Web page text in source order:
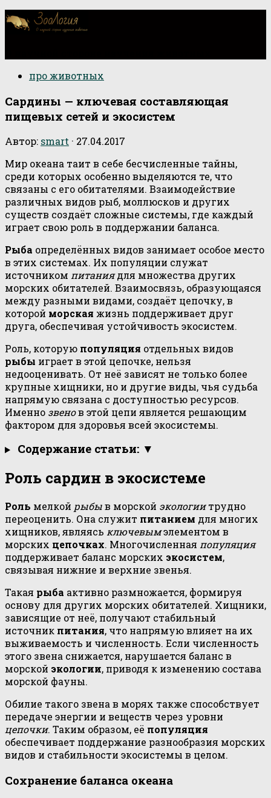
про животных
Сардины — ключевая составляющая
пищевых сетей и экосистем
Автор: smart · 27.04.2017
Мир океана таит в себе бесчисленные тайны,
среди которых особенно выделяются те, что
связаны с его обитателями. Взаимодействие
различных видов рыб, моллюсков и других
существ создаёт сложные системы, где каждый
играет свою роль в поддержании баланса.
Рыба определённых видов занимает особое место
в этих системах. Их популяции служат
источником питаниядля множества других
морских обитателей. Взаимосвязь, образующаяся
между разными видами, создаёт цепочку, в
которой морская жизнь поддерживает друг
друга, обеспечивая устойчивость экосистем.
Роль, которую популяция отдельных видов
рыбы играет в этой цепочке, нельзя
недооценивать. От неё зависят не только более
крупные хищники, но и другие виды, чья судьба
напрямую связана с доступностью ресурсов.
Именно звенов этой цепи является решающим
фактором для здоровья всей экосистемы.
Содержание статьи: ▼
Роль сардин в экосистеме
Роль мелкой рыбыв морской экологиитрудно
переоценить. Она служит питанием для многих
хищников, являясь ключевымэлементом в
морских цепочках. Многочисленная популяция
поддерживает баланс морских экосистем,
связывая нижние и верхние звенья.
Такая рыба активно размножается, формируя
основу для других морских обитателей. Хищники,
зависящие от неё, получают стабильный
источник питания, что напрямую влияет на их
выживаемость и численность. Если численность
этого звена снижается, нарушается баланс в
морской экологии, приводя к изменению состава
морской фауны.
Обилие такого звена в морях также способствует
передаче энергии и веществ через уровни
цепочки. Таким образом, её популяция
обеспечивает поддержание разнообразия морских
видов и стабильности экосистемы в целом.
Сохранение баланса океана